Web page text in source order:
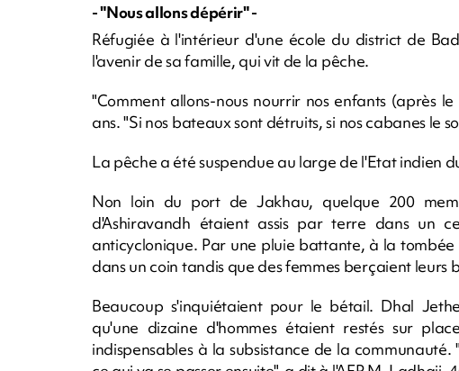
- "Nous allons dépérir" -
Réfugiée à l'intérieur d'une école du district de
l'avenir de sa famille, qui vit de la pêche.
"Comment allons-nous nourrir nos enfants (après
ans. "Si nos bateaux sont détruits, si nos cabanes le
La pêche a été suspendue au large de l'Etat indien
Non loin du port de Jakhau, quelque 200
d'Ashiravandh étaient assis par terre dans un
anticyclonique. Par une pluie battante, à la
dans un coin tandis que des femmes berçaient leurs
Beaucoup s'inquiétaient pour le bétail. Dhal
qu'une dizaine d'hommes étaient restés sur
indispensables à la subsistance de la communauté.